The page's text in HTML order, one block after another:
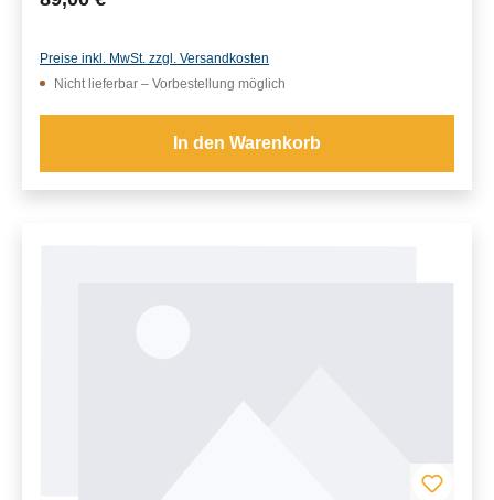
Preise inkl. MwSt. zzgl. Versandkosten
Nicht lieferbar – Vorbestellung möglich
In den Warenkorb